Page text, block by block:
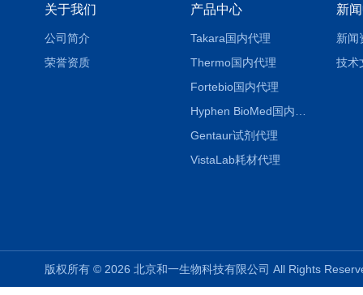
关于我们
公司简介
荣誉资质
产品中心
Takara国内代理
Thermo国内代理
Fortebio国内代理
Gentaur试剂代理
VistaLab耗材代理
新
新闻
技术
版权所有 © 2026 北京和一生物科技有限公司 All Rights